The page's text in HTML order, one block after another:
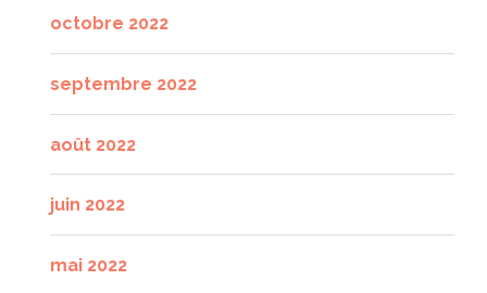
octobre 2022
septembre 2022
août 2022
juin 2022
mai 2022